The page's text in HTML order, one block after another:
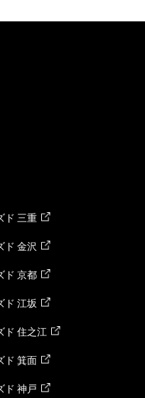
ド 三重
ド 金沢
ド 京都
ド 江坂
ド 住之江
ド 箕面
ド 神戸